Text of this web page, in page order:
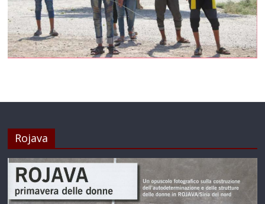
Rojava